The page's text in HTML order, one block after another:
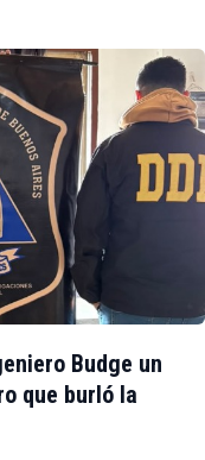
Budge un
que burló la